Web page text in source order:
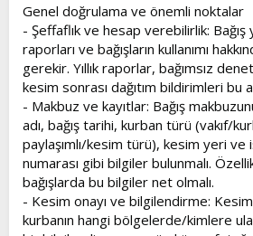
Genel doğrulama ve önemli noktalar
- Şeffaflık ve hesap verebilirlik: Bağış
raporları ve bağışların kullanımı
gerekir. Yıllık raporlar, bağımsız
kesim sonrası dağıtım bildirimleri bu
- Makbuz ve kayıtlar: Bağış
adı, bağış tarihi, kurban türü (vakıf/
paylaşımlı/kesim türü), kesim yeri
numarası gibi bilgiler bulunmalı.
bağışlarda bu bilgiler net olmalı.
- Kesim onayı ve bilgilendirme: Kesim
kurbanın hangi bölgelerde/kimlere